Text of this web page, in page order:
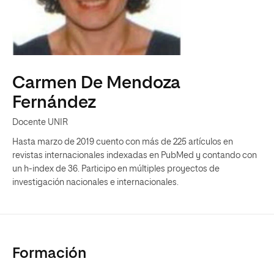
Carmen De Mendoza
Fernández
Docente UNIR
Hasta marzo de 2019 cuento con más de 225 artículos en
revistas internacionales indexadas en PubMed y contando con
un h-index de 36. Participo en múltiples proyectos de
investigación nacionales e internacionales.
Formación